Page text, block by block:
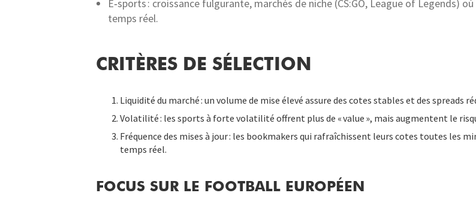
E‑sports : croissance fulgurante, marchés de niche (CS:GO, League of Legends)
temps réel.
CRITÈRES DE SÉLECTION
Liquidité du marché : un volume de mise élevé assure des cotes stables et des spreads
Volatilité : les sports à forte volatilité offrent plus de « value », mais augmentent le
Fréquence des mises à jour : les bookmakers qui rafraîchissent leurs cotes toutes les
temps réel.
FOCUS SUR LE FOOTBALL EUROPÉEN